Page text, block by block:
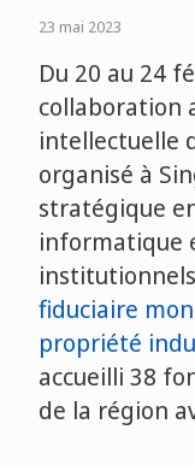
23 mai 2023
Du 20 au 24
collaboration
intellectuelle
organisé à
stratégique
informatique
fiduciaire
propriété
accueilli 38
de la région